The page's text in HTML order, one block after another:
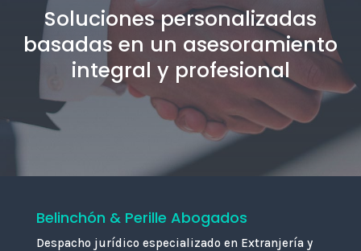
Soluciones personalizadas
basadas en un asesoramiento
integral y profesional
Belinchón & Perille Abogados
Despacho jurídico especializado en Extranjería y